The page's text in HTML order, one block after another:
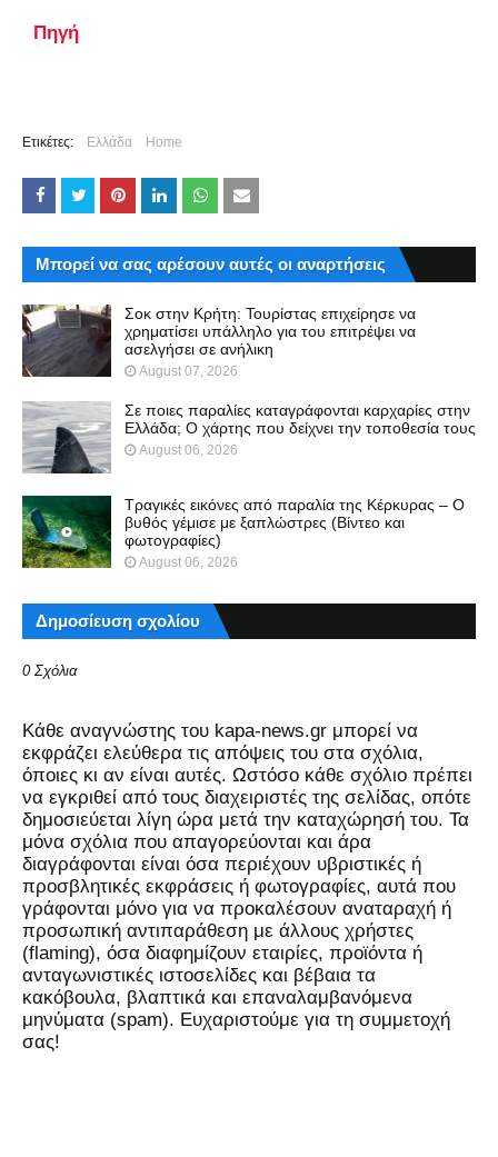
Πηγή
Ετικέτες: Ελλάδα Home
Μπορεί να σας αρέσουν αυτές οι αναρτήσεις
Σοκ στην Κρήτη: Τουρίστας επιχείρησε να
χρηματίσει υπάλληλο για του επιτρέψει να
ασελγήσει σε ανήλικη
August 07, 2026
Σε ποιες παραλίες καταγράφονται καρχαρίες στην
Ελλάδα; Ο χάρτης που δείχνει την τοποθεσία τους
August 06, 2026
Τραγικές εικόνες από παραλία της Κέρκυρας – Ο
βυθός γέμισε με ξαπλώστρες (Βίντεο και
φωτογραφίες)
August 06, 2026
Δημοσίευση σχολίου
0 Σχόλια
Kάθε αναγνώστης του kapa-news.gr μπορεί να
εκφράζει ελεύθερα τις απόψεις του στα σχόλια,
όποιες κι αν είναι αυτές. Ωστόσο κάθε σχόλιο πρέπει
να εγκριθεί από τους διαχειριστές της σελίδας, οπότε
δημοσιεύεται λίγη ώρα μετά την καταχώρησή του. Τα
μόνα σχόλια που απαγορεύονται και άρα
διαγράφονται είναι όσα περιέχουν υβριστικές ή
προσβλητικές εκφράσεις ή φωτογραφίες, αυτά που
γράφονται μόνο για να προκαλέσουν αναταραχή ή
προσωπική αντιπαράθεση με άλλους χρήστες
(flaming), όσα διαφημίζουν εταιρίες, προϊόντα ή
ανταγωνιστικές ιστοσελίδες και βέβαια τα
κακόβουλα, βλαπτικά και επαναλαμβανόμενα
μηνύματα (spam). Ευχαριστούμε για τη συμμετοχή
σας!